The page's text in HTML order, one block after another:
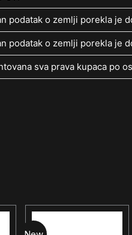
podatak o zemlji porekla je
podatak o zemlji porekla je
sva prava kupaca po